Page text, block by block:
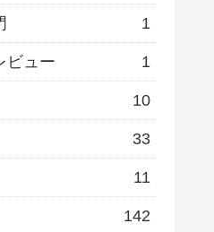
1
ビュー 1
10
33
11
142